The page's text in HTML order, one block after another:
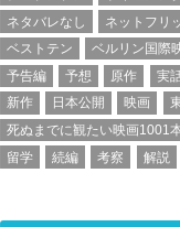
ネタバレなし
ネットフリ
ベストテン
ベルリン国際
予告編
予想 原作 実
新作
日本公開 映画
死ぬまでに観たい映画1001
留学
続編 考察 解説